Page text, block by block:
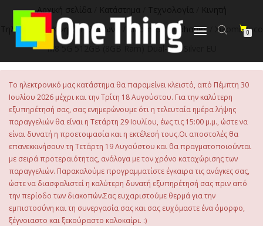
περιεχόμενο
Εναλλαγή
0
Αρχική σελίδα Κατάστημα Τεχνολογία
Κινητή
Τηλεφωνία
/Κινητά Τηλέφωνα Xiaomi Smartphones / Xiaomi Poco
M8 5G 512GB (8GB Ram) Dual-Sim Silver EU
Το ηλεκτρονικό μας κατάστημα θα παραμείνει κλειστό, από Πέμπτη 30
Ιουλίου 2026 μέχρι και την Τρίτη 18 Αυγούστου. Για την καλύτερη
εξυπηρέτησή σας, σας ενημερώνουμε ότι η τελευταία ημέρα λήψης
παραγγελιών θα είναι η Τετάρτη 29 Ιουλίου, έως τις 15:00 μ.μ., ώστε να
είναι δυνατή η προετοιμασία και η εκτέλεσή τους.Οι αποστολές θα
επανεκκινήσουν τη Τετάρτη 19 Αυγούστου και θα πραγματοποιούνται
με σειρά προτεραιότητας, ανάλογα με τον χρόνο καταχώρισης των
παραγγελιών. Παρακαλούμε προγραμματίστε έγκαιρα τις ανάγκες σας,
ώστε να διασφαλιστεί η καλύτερη δυνατή εξυπηρέτησή σας πριν από
την περίοδο των διακοπών.Σας ευχαριστούμε θερμά για την
εμπιστοσύνη και τη συνεργασία σας και σας ευχόμαστε ένα όμορφο,
ξέγνοιαστο και ξεκούραστο καλοκαίρι. :)